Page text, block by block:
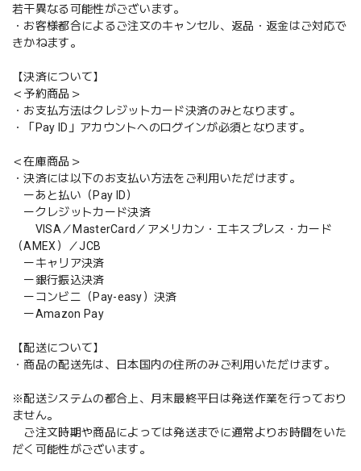
若干異なる可能性がございます。
・お客様都合によるご注文のキャンセル、返品・返金はご対応で
きかねます。
【決済について】
＜予約商品＞
・お支払方法はクレジットカード決済のみとなります。
・「Pay ID」アカウントへのログインが必須となります。
＜在庫商品＞
・決済には以下のお支払い方法をご利用いただけます。
ーあと払い（Pay ID）
ークレジットカード決済
VISA／MasterCard／アメリカン・エキスプレス・カード
（AMEX）／JCB
ーキャリア決済
ー銀行振込決済
ーコンビニ（Pay-easy）決済
ーAmazon Pay
【配送について】
・商品の配送先は、日本国内の住所のみご利用いただけます。
※配送システムの都合上、月末最終平日は発送作業を行っており
ません。
ご注文時期や商品によっては発送までに通常よりお時間をいた
だく可能性がございます。